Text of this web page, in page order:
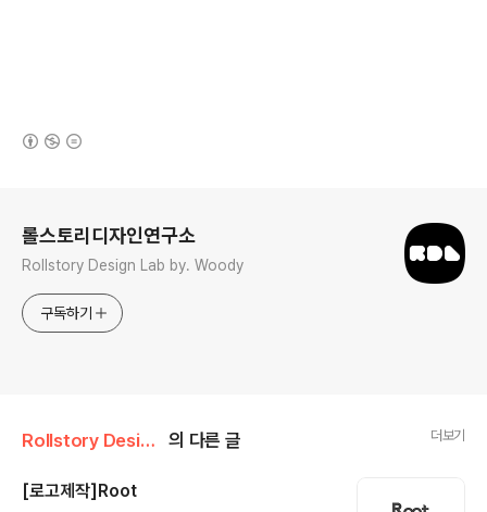
롤스토리디자인연구소
Rollstory Design Lab by. Woody
구독하기
Rollstory Design/6月 - June 의 다른 글 더보기
[로고제작]Root